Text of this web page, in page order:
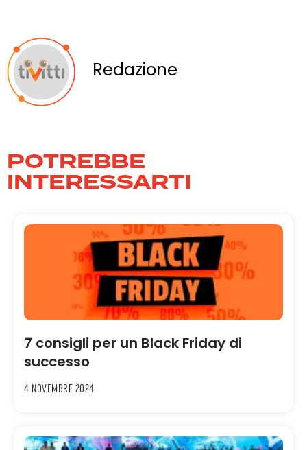
Redazione
POTREBBE
INTERESSARTI
7 consigli per un Black Friday di
successo
4 Novembre 2024